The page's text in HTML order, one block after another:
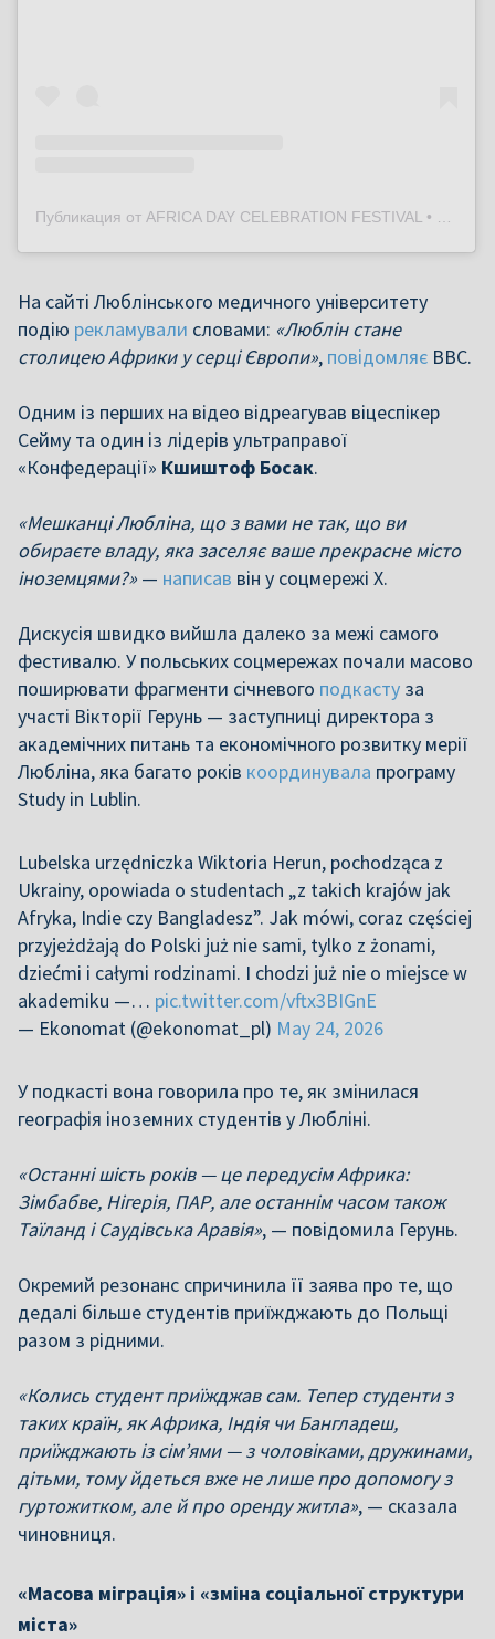
На сайті Люблінського медичного університету
подію рекламували словами: «Люблін стане
столицею Африки у серці Європи», повідомляє BBC.
Одним із перших на відео відреагував віцеспікер
Сейму та один із лідерів ультраправої
«Конфедерації» Кшиштоф Босак.
«Мешканці Любліна, що з вами не так, що ви
обираєте владу, яка заселяє ваше прекрасне місто
іноземцями?» — написав він у соцмережі X.
Дискусія швидко вийшла далеко за межі самого
фестивалю. У польських соцмережах почали масово
поширювати фрагменти січневого подкасту за
участі Вікторії Герунь — заступниці директора з
академічних питань та економічного розвитку мерії
Любліна, яка багато років координувала програму
Study in Lublin.
Lubelska urzędniczka Wiktoria Herun, pochodząca z
Ukrainy, opowiada o studentach „z takich krajów jak
Afryka, Indie czy Bangladesz”. Jak mówi, coraz częściej
przyjeżdżają do Polski już nie sami, tylko z żonami,
dziećmi i całymi rodzinami. I chodzi już nie o miejsce w
akademiku —… pic.twitter.com/vftx3BIGnE
— Ekonomat (@ekonomat_pl) May 24, 2026
У подкасті вона говорила про те, як змінилася
географія іноземних студентів у Любліні.
«Останні шість років — це передусім Африка:
Зімбабве, Нігерія, ПАР, але останнім часом також
Таїланд і Саудівська Аравія», — повідомила Герунь.
Окремий резонанс спричинила її заява про те, що
дедалі більше студентів приїжджають до Польщі
разом з рідними.
«Колись студент приїжджав сам. Тепер студенти з
таких країн, як Африка, Індія чи Бангладеш,
приїжджають із сім’ями — з чоловіками, дружинами,
дітьми, тому йдеться вже не лише про допомогу з
гуртожитком, але й про оренду житла», — сказала
чиновниця.
«Масова міграція» і «зміна соціальної структури
міста»